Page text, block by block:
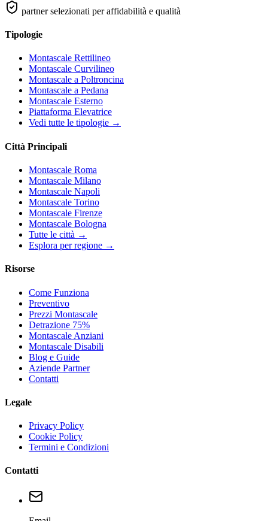
partner selezionati per affidabilità e qualità
Tipologie
Montascale Rettilineo
Montascale Curvilineo
Montascale a Poltroncina
Montascale a Pedana
Montascale Esterno
Piattaforma Elevatrice
Vedi tutte le tipologie →
Città Principali
Montascale Roma
Montascale Milano
Montascale Napoli
Montascale Torino
Montascale Firenze
Montascale Bologna
Tutte le città →
Esplora per regione →
Risorse
Come Funziona
Preventivo
Prezzi Montascale
Detrazione 75%
Montascale Anziani
Montascale Disabili
Blog e Guide
Aziende Partner
Contatti
Legale
Privacy Policy
Cookie Policy
Termini e Condizioni
Contatti